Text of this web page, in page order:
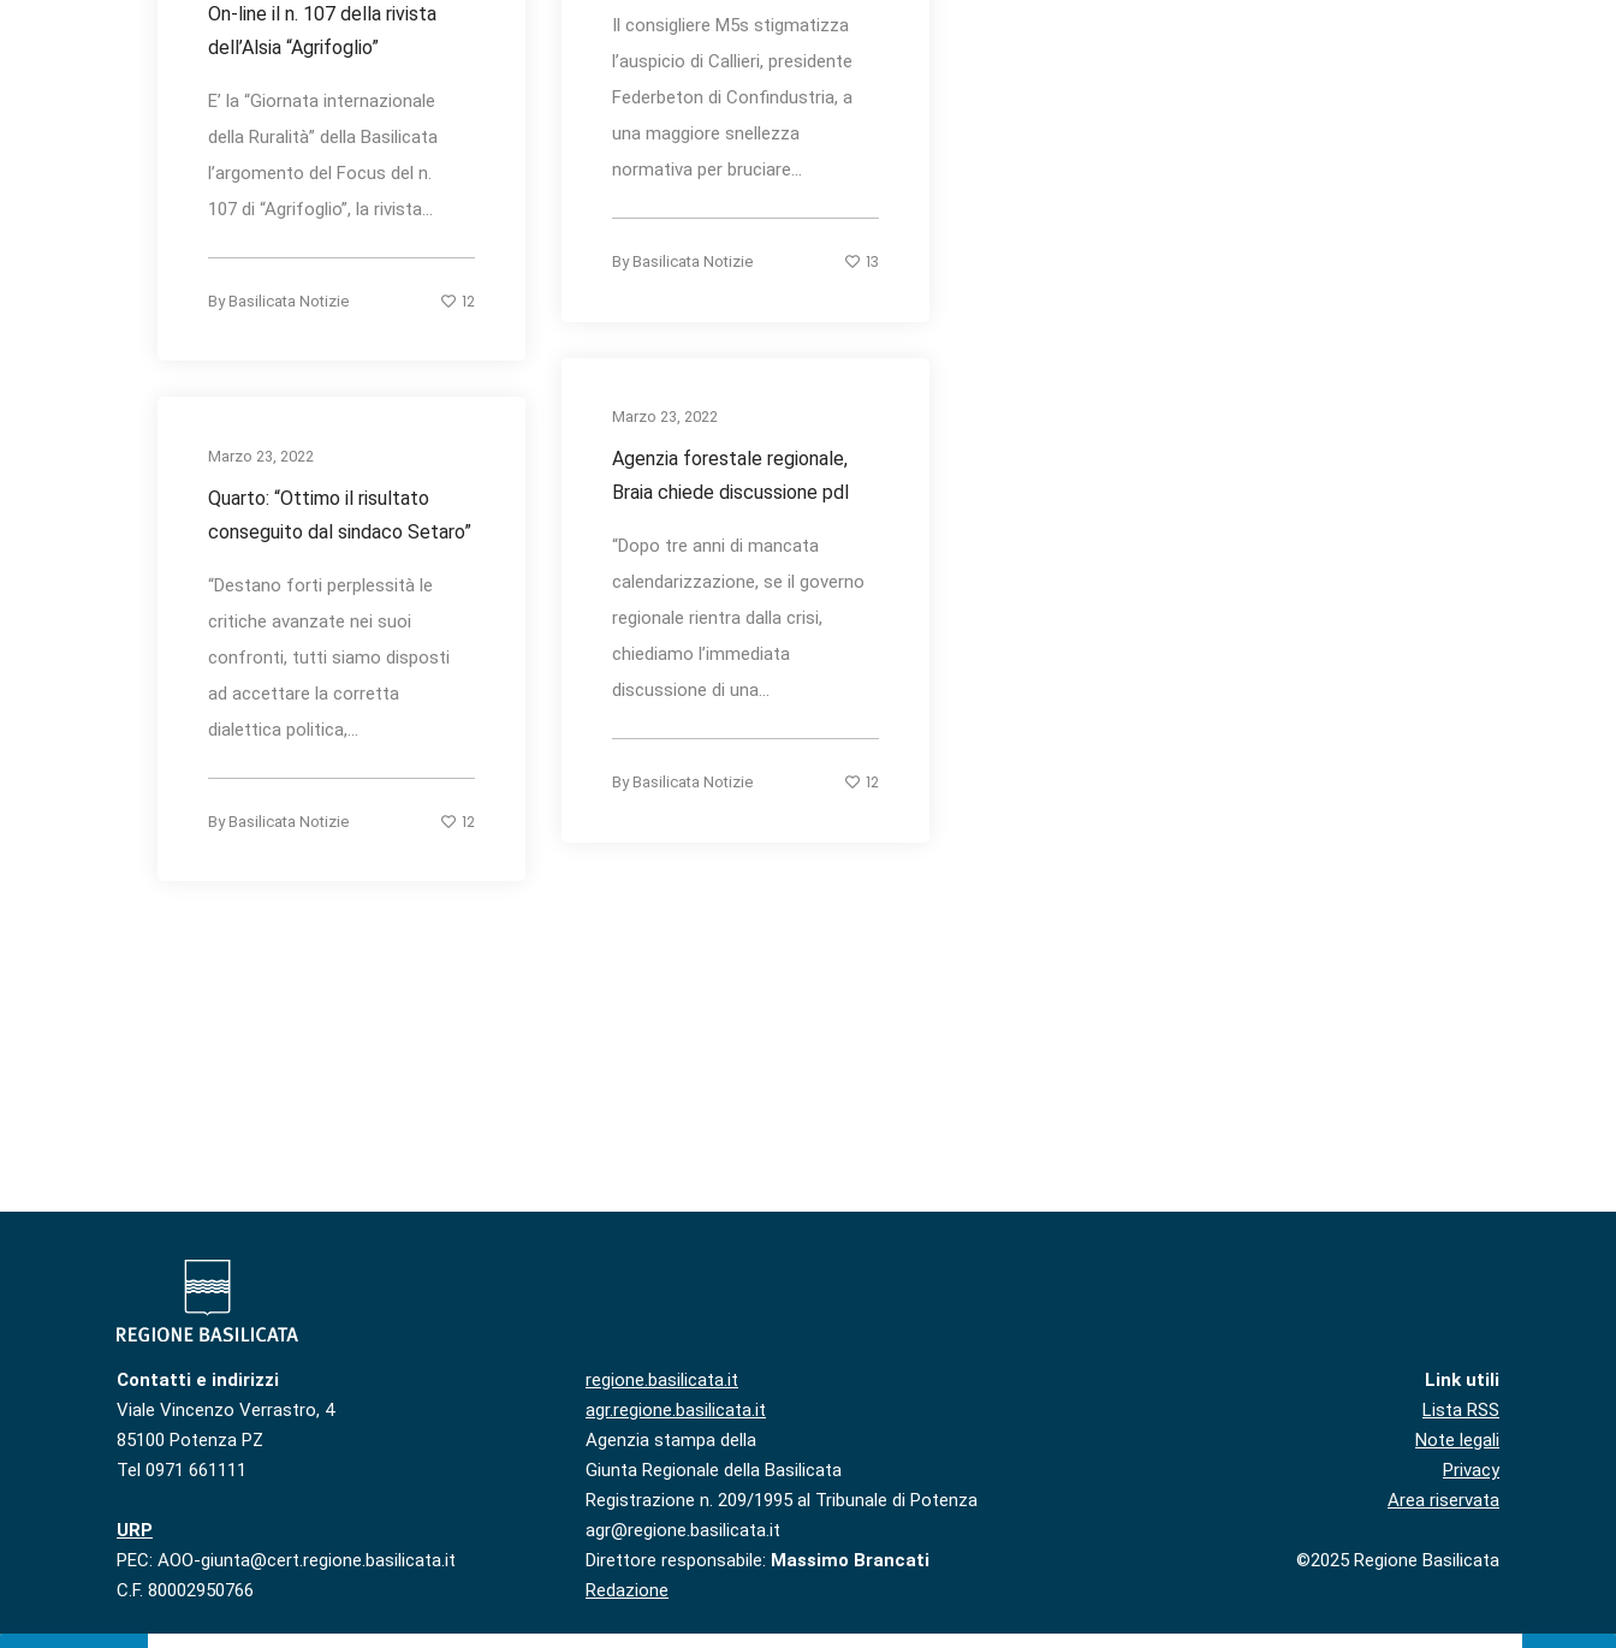
Il consigliere M5s stigmatizza
l’auspicio di Callieri, presidente
Federbeton di Confindustria, a
una maggiore snellezza
normativa per bruciare...
By Basilicata Notizie 13
On-line il n. 107 della rivista
dell’Alsia “Agrifoglio”
E’ la “Giornata internazionale
della Ruralità” della Basilicata
l’argomento del Focus del n.
107 di “Agrifoglio”, la rivista...
By Basilicata Notizie 12
Marzo 23, 2022
Agenzia forestale regionale,
Braia chiede discussione pdl
“Dopo tre anni di mancata
calendarizzazione, se il governo
regionale rientra dalla crisi,
chiediamo l’immediata
discussione di una...
By Basilicata Notizie 12
Marzo 23, 2022
Quarto: “Ottimo il risultato
conseguito dal sindaco Setaro”
“Destano forti perplessità le
critiche avanzate nei suoi
confronti, tutti siamo disposti
ad accettare la corretta
dialettica politica,...
By Basilicata Notizie 12
Contatti e indirizzi
Viale Vincenzo Verrastro, 4
85100 Potenza PZ
Tel 0971 661111
URP
PEC: AOO-giunta@cert.regione.basilicata.it
C.F. 80002950766
regione.basilicata.it
agr.regione.basilicata.it
Agenzia stampa della
Giunta Regionale della Basilicata
Registrazione n. 209/1995 al Tribunale di Potenza
agr@regione.basilicata.it
Direttore responsabile: Massimo Brancati
Redazione
Link utili
Lista RSS
Note legali
Privacy
Area riservata
©2025 Regione Basilicata